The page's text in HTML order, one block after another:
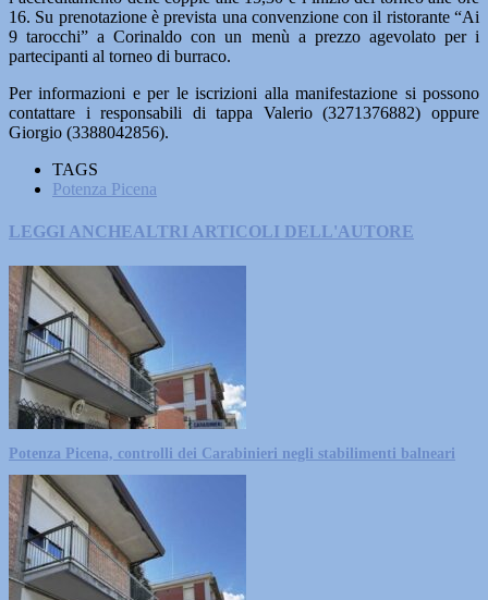
16. Su prenotazione è prevista una convenzione con il ristorante “Ai
9 tarocchi” a Corinaldo con un menù a prezzo agevolato per i
partecipanti al torneo di burraco.
Per informazioni e per le iscrizioni alla manifestazione si possono
contattare i responsabili di tappa Valerio (3271376882) oppure
Giorgio (3388042856).
TAGS
Potenza Picena
LEGGI ANCHEALTRI ARTICOLI DELL'AUTORE
Potenza Picena, controlli dei Carabinieri negli stabilimenti balneari